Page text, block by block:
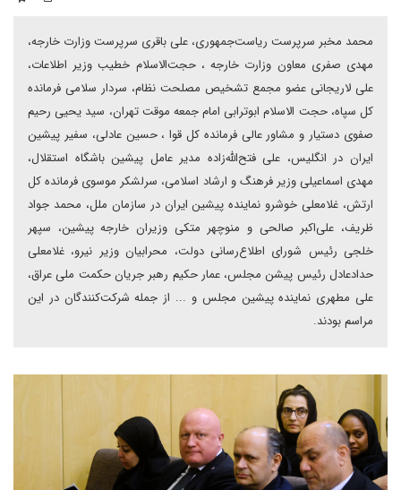
محمد مخبر سرپرست ریاست‌جمهوری، علی باقری سرپرست وزارت خارجه،
مهدی صفری معاون وزارت خارجه ، حجت‌الاسلام خطیب وزیر اطلاعات،
علی لاریجانی عضو مجمع تشخیص مصلحت نظام، سردار سلامی فرمانده
کل سپاه، حجت الاسلام ابوترابی امام جمعه موقت تهران، سید یحیی رحیم
صفوی دستیار و مشاور عالی فرمانده کل قوا ، حسین عادلی، سفیر پیشین
ایران در انگلیس، علی فتح‌الله‌زاده مدیر عامل پیشین باشگاه استقلال،
مهدی اسماعیلی وزیر فرهنگ و ارشاد اسلامی، سرلشکر موسوی فرمانده کل
ارتش، غلامعلی خوشرو نماینده پیشین ایران در سازمان ملل، محمد جواد
ظریف، علی‌اکبر صالحی و منوچهر متکی وزیران خارجه پیشین، سپهر
خلجی رئیس شورای اطلاع‌رسانی دولت، محرابیان وزیر نیرو، غلامعلی
حدادعادل رئیس پیشن مجلس، عمار حکیم رهبر جریان حکمت ملی عراق،
علی مطهری نماینده پیشین مجلس و ... از جمله شرکت‌کنندگان در این
مراسم بودند.